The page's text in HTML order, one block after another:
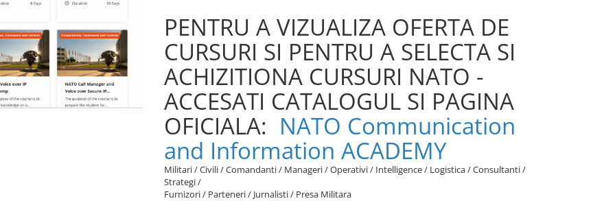
PENTRU A VIZUALIZA OFERTA DE
CURSURI SI PENTRU A SELECTA SI
ACHIZITIONA CURSURI NATO -
ACCESATI CATALOGUL SI PAGINA
OFICIALA: NATO Communication
and Information ACADEMY
Militari / Civili / Comandanti / Manageri / Operativi / Intelligence / Logistica / Consultanti /
Strategi /
Furnizori / Parteneri / Jurnalisti / Presa Militara